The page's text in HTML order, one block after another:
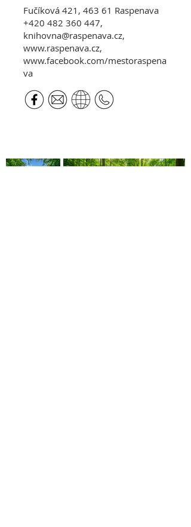
Fučíková 421, 463 61 Raspenava
+420 482 360 447,
knihovna@raspenava.cz,
www.raspenava.cz,
www.facebook.com/mestoraspena
va